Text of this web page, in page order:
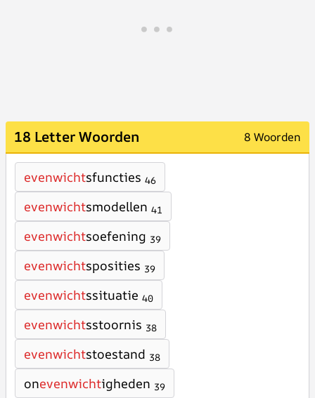
18 Letter Woorden 8 Woorden
evenwichtsfuncties 46
evenwichtsmodellen 41
evenwichtsoefening 39
evenwichtsposities 39
evenwichtssituatie 40
evenwichtsstoornis 38
evenwichtstoestand 38
onevenwichtigheden 39